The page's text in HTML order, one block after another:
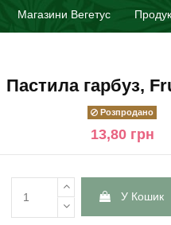
Магазини Вегетус
Пастила гарбуз,
Розпродано
13,80 грн
У Кошик